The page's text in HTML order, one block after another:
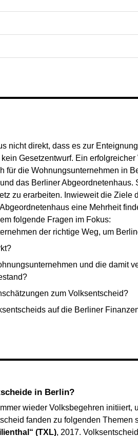
nicht direkt, dass es zur
Gesetzentwurf. Ein
für die Wohnungsunternehmen in
das Berliner Abgeordnetenhaus.
zu erarbeiten. Inwieweit die Ziele
eine Mehrheit
folgende Fragen im Fokus:
der richtige Weg, um
und die damit
zum Volksentscheid?
auf die Berliner
in Berlin?
wieder Volksbegehren initiiert,
fanden zu folgenden Themen
(TXL), 2017.